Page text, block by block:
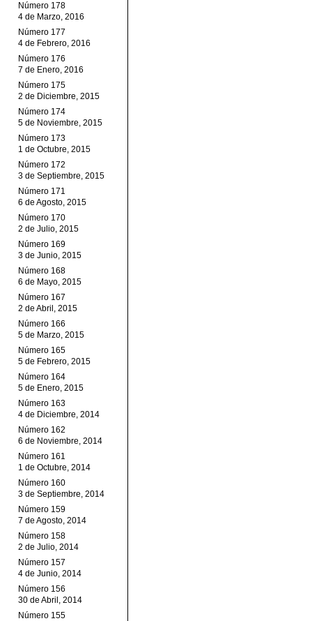
Número 178
4 de Marzo, 2016
Número 177
4 de Febrero, 2016
Número 176
7 de Enero, 2016
Número 175
2 de Diciembre, 2015
Número 174
5 de Noviembre, 2015
Número 173
1 de Octubre, 2015
Número 172
3 de Septiembre, 2015
Número 171
6 de Agosto, 2015
Número 170
2 de Julio, 2015
Número 169
3 de Junio, 2015
Número 168
6 de Mayo, 2015
Número 167
2 de Abril, 2015
Número 166
5 de Marzo, 2015
Número 165
5 de Febrero, 2015
Número 164
5 de Enero, 2015
Número 163
4 de Diciembre, 2014
Número 162
6 de Noviembre, 2014
Número 161
1 de Octubre, 2014
Número 160
3 de Septiembre, 2014
Número 159
7 de Agosto, 2014
Número 158
2 de Julio, 2014
Número 157
4 de Junio, 2014
Número 156
30 de Abril, 2014
Número 155